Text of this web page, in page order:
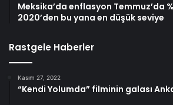
Meksika’da enflasyon Temmuz’da
2020’den bu yana en düşük seviye
Rastgele Haberler
Kasım 27, 2022
“Kendi Yolumda” filminin galası